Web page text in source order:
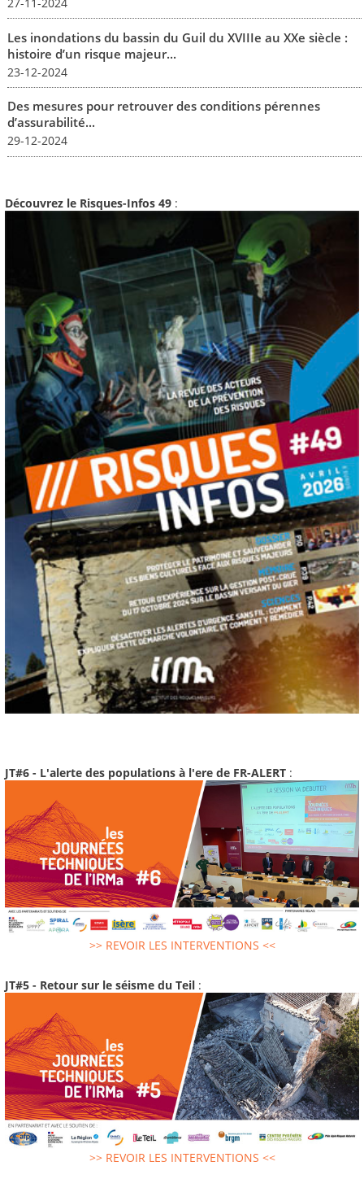
Les inondations du bassin du Guil du XVIIIe au XXe siècle :
histoire d’un risque majeur...
23-12-2024
Des mesures pour retrouver des conditions pérennes
d’assurabilité...
29-12-2024
Découvrez le Risques-Infos 49 :
JT#6 - L'alerte des populations à l'ere de FR-ALERT :
>> REVOIR LES INTERVENTIONS <<
JT#5 - Retour sur le séisme du Teil :
>> REVOIR LES INTERVENTIONS <<